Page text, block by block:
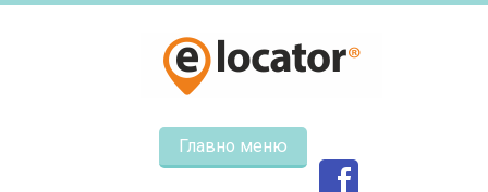
Главно меню